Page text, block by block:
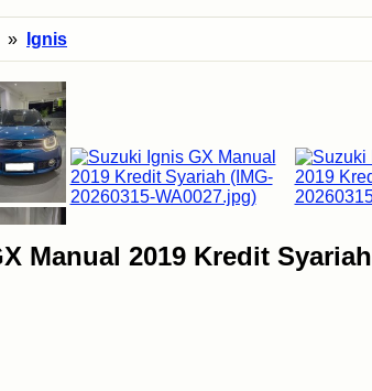
» Ignis
Manual 2019 Kredit Syariah